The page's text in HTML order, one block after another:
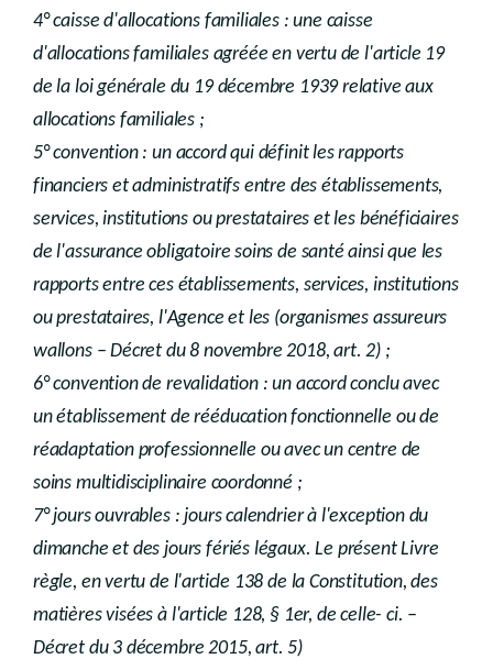
4° caisse d'allocations familiales : une caisse
d'allocations familiales agréée en vertu de l'article 19
de la loi générale du 19 décembre 1939 relative aux
allocations familiales ;
5° convention : un accord qui définit les rapports
financiers et administratifs entre des établissements,
services, institutions ou prestataires et les bénéficiaires
de l'assurance obligatoire soins de santé ainsi que les
rapports entre ces établissements, services, institutions
ou prestataires, l'Agence et les (organismes assureurs
wallons – Décret du 8 novembre 2018, art. 2) ;
6° convention de revalidation : un accord conclu avec
un établissement de rééducation fonctionnelle ou de
réadaptation professionnelle ou avec un centre de
soins multidisciplinaire coordonné ;
7° jours ouvrables : jours calendrier à l'exception du
dimanche et des jours fériés légaux. Le présent Livre
règle, en vertu de l'article 138 de la Constitution, des
matières visées à l'article 128, § 1er, de celle- ci. –
Décret du 3 décembre 2015, art. 5)